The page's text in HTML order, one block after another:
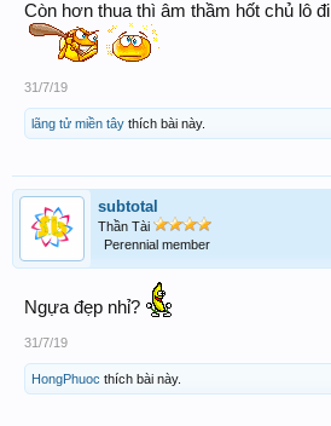
Còn hơn thua thì âm thầm hốt chủ lô đi
31/7/19
lãng tử miền tây thích bài này.
subtotal
Thần Tài
Perennial member
Ngựa đẹp nhỉ?
31/7/19
HongPhuoc thích bài này.